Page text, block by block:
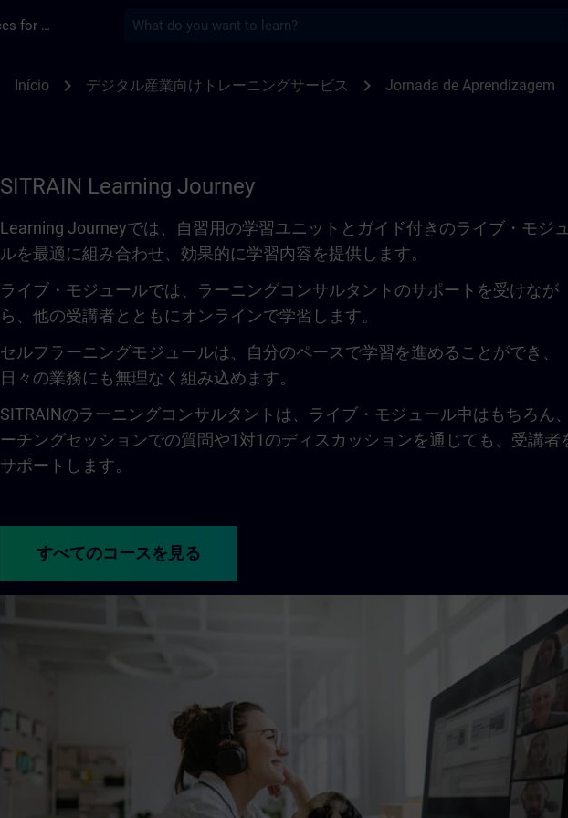
Training Services for Digital Industries
Início chevron_right デジタル産業向けトレーニングサービス chevron_right Jornada de Aprendizagem
SITRAIN Learning Journey
Learning Journeyでは、自習用の学習ユニットとガイド付きのライブ・モジ
ルを最適に組み合わせ、効果的に学習内容を提供します。
ライブ・モジュールでは、ラーニングコンサルタントのサポートを受けなが
ら、他の受講者とともにオンラインで学習します。
セルフラーニングモジュールは、自分のペースで学習を進めることができ、
日々の業務にも無理なく組み込めます。
SITRAINのラーニングコンサルタントは、ライブ・モジュール中はもちろん
ーチングセッションでの質問や1対1のディスカッションを通じても、受講者
サポートします。
すべてのコースを見る